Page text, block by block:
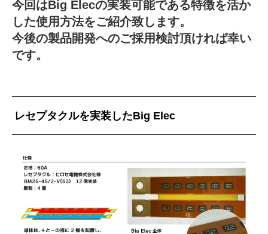
今回はBig Elecの実装可能である特徴を活か
した使用方法をご紹介致します。
今後の製品開発へのご採用検討頂ければ幸い
です。
レセプタクルを実装したBig Elec